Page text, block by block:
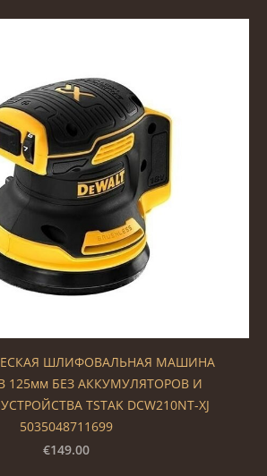
ШЛИФОВАЛЬНАЯ МАШИНА
125мм БЕЗ АККУМУЛЯТОРОВ И
TSTAK DCW210NT-XJ
5035048711699
€149.00